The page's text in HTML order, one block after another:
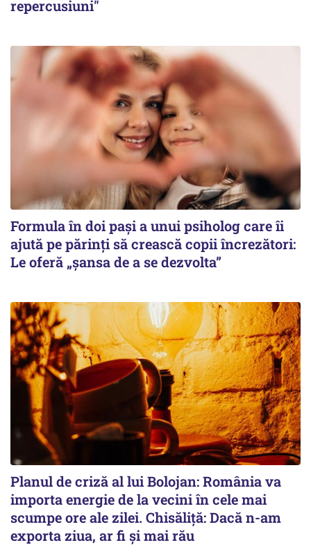
repercusiuni"
Formula în doi pași a unui psiholog care îi
ajută pe părinți să crească copii încrezători:
Le oferă „șansa de a se dezvolta”
Planul de criză al lui Bolojan: România va
importa energie de la vecini în cele mai
scumpe ore ale zilei. Chisăliță: Dacă n-am
exporta ziua, ar fi și mai rău